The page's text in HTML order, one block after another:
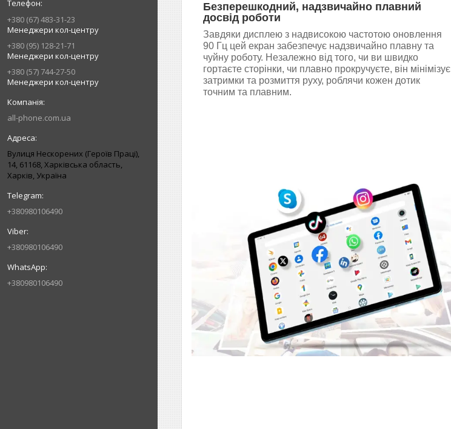
+380 (67) 483-31-23
Менеджери кол-центру
+380 (95) 128-21-71
Менеджери кол-центру
+380 (57) 744-27-50
Менеджери кол-центру
all-phone.com.ua
Вулиця Нескорених (Героїв Праці),
14, 61168, Харківська область,
Харків, Україна
+380980106490
+380980106490
+380980106490
Безперешкодний, надзвичайно плавний
досвід роботи
Завдяки дисплею з надвисокою частотою оновлення
90 Гц цей екран забезпечує надзвичайно плавну та
чуйну роботу. Незалежно від того, чи ви швидко
гортаєте сторінки, чи плавно прокручуєте, він мінімізує
затримки та розмиття руху, роблячи кожен дотик
точним та плавним.